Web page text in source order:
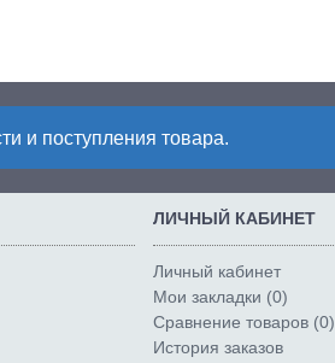
и поступления товара.
ЛИЧНЫЙ КАБИНЕТ
Личный кабинет
Мои закладки (0)
Сравнение товаров (0)
История заказов